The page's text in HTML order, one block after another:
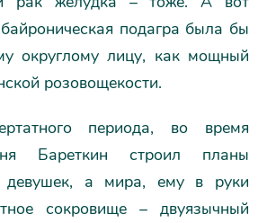
подагра была бы
округлому лицу, как мощный
розовощекости.
периода, во время
Бареткин строил планы
девушек, а мира, ему в руки
сокровище – двуязычный